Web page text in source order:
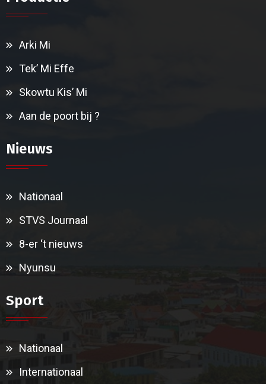
Arki Mi
Tek’ Mi Effe
Skowtu Kis’ Mi
Aan de poort bij ?
Nieuws
Nationaal
STVS Journaal
8-er ‘t nieuws
Nyunsu
Sport
Nationaal
Internationaal